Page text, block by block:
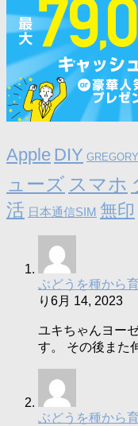
Apple DIY GREGORY
ューズ スマホ
活 日本通信SIM 無印
ぶどうを種から
り 6月 14, 2023
ユキちゃんヨー
す。 その後また
ぶどうを種から